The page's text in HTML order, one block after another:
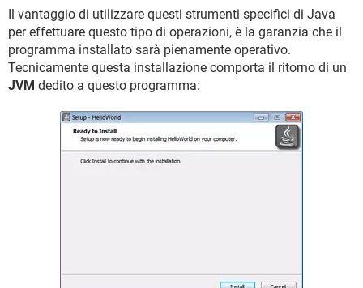
Il vantaggio di utilizzare questi strumenti specifici di Java
per effettuare questo tipo di operazioni, è la garanzia che il
programma installato sarà pienamente operativo.
Tecnicamente questa installazione comporta il ritorno di un
JVM dedito a questo programma: